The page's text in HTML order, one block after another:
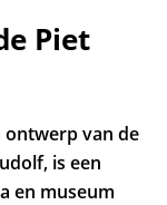
Piet
ontwerp van de
is een
en museum